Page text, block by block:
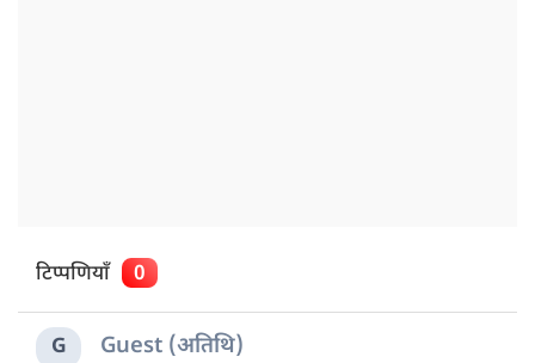
टिप्पणियाँ 0
G Guest (अतिथि)